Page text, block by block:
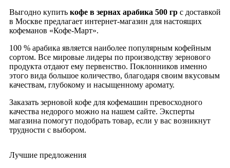
Выгодно купить кофе в зернах арабика 500 гр с доставкой
в Москве предлагает интернет-магазин для настоящих
кофеманов «Кофе-Март».
100 % арабика является наиболее популярным кофейным
сортом. Все мировые лидеры по производству зернового
продукта отдают ему первенство. Поклонников именно
этого вида большое количество, благодаря своим вкусовым
качествам, глубокому и насыщенному аромату.
Заказать зерновой кофе для кофемашин превосходного
качества недорого можно на нашем сайте. Эксперты
магазина помогут подобрать товар, если у вас возникнут
трудности с выбором.
Лучшие предложения